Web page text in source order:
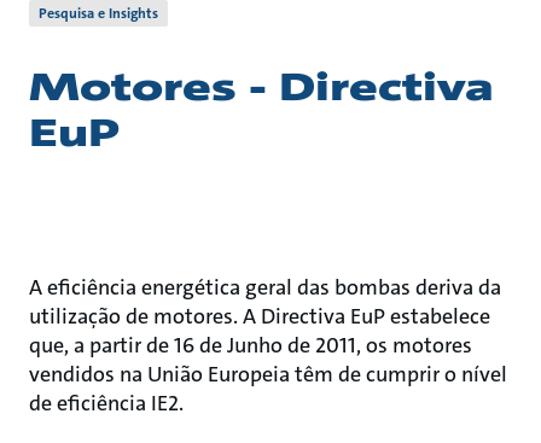
Pesquisa e Insights
Motores - Directiva
EuP
A eficiência energética geral das bombas deriva da
utilização de motores. A Directiva EuP estabelece
que, a partir de 16 de Junho de 2011, os motores
vendidos na União Europeia têm de cumprir o nível
de eficiência IE2.